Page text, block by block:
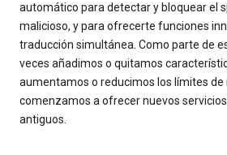
automático para detectar y bloquear el
malicioso, y para ofrecerte funciones
traducción simultánea. Como parte de
veces añadimos o quitamos
aumentamos o reducimos los límites de
comenzamos a ofrecer nuevos
antiguos.